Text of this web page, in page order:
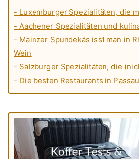
- Luxemburger Spezialitäten, die
- Aachener Spezialitäten und
- Mainzer Spundekäs isst man in
Wein
- Salzburger Spezialitäten, die
- Die besten Restaurants in Passau